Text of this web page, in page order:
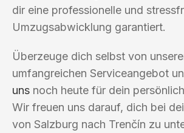
dir eine professionelle und
Umzugsabwicklung garantiert.
Überzeuge dich selbst von
umfangreichen Serviceangebot
uns noch heute für dein
Wir freuen uns darauf, dich bei
von Salzburg nach Trenčín zu